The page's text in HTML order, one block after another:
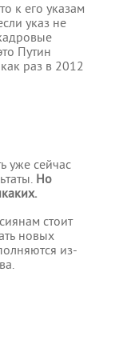
к его указам
указ не
Путин
раз в 2012
уже сейчас
Но
стоит
новых
из-